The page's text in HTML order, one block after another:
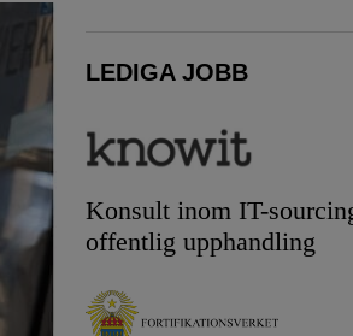
LEDIGA JOBB
Konsult inom IT-
offentlig upphandling